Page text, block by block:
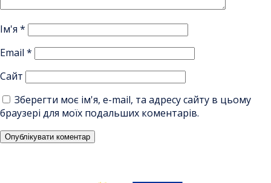
Ім'я *
Email *
Сайт
Зберегти моє ім'я, e-mail, та адресу сайту в цьому
браузері для моїх подальших коментарів.